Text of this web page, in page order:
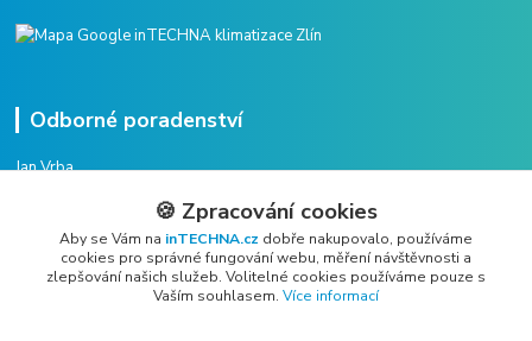
Odborné poradenství
Jan Vrba
vrba@intechna.cz
🍪 Zpracování cookies
Aby se Vám na inTECHNA.cz dobře nakupovalo, používáme
cookies pro správné fungování webu, měření návštěvnosti a
zlepšování našich služeb. Volitelné cookies používáme pouze s
Vaším souhlasem. Více informací